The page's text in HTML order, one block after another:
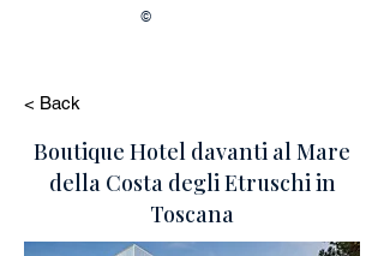
©
< Back
Boutique Hotel davanti al Mare
della Costa degli Etruschi in
Toscana